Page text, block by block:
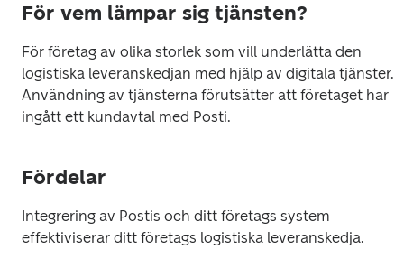
För vem lämpar sig tjänsten?
För företag av olika storlek som vill underlätta den
logistiska leveranskedjan med hjälp av digitala tjänster.
Användning av tjänsterna förutsätter att företaget har
ingått ett kundavtal med Posti.
Fördelar
Integrering av Postis och ditt företags system
effektiviserar ditt företags logistiska leveranskedja.